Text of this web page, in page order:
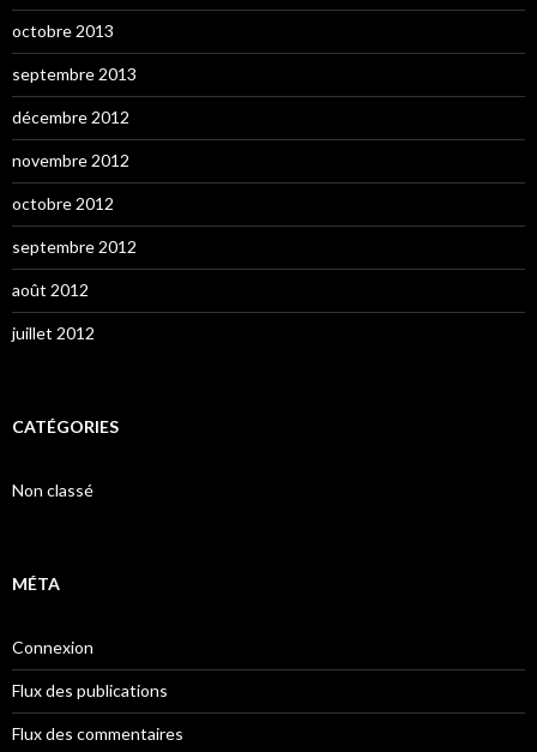
octobre 2013
septembre 2013
décembre 2012
novembre 2012
octobre 2012
septembre 2012
août 2012
juillet 2012
CATÉGORIES
Non classé
MÉTA
Connexion
Flux des publications
Flux des commentaires